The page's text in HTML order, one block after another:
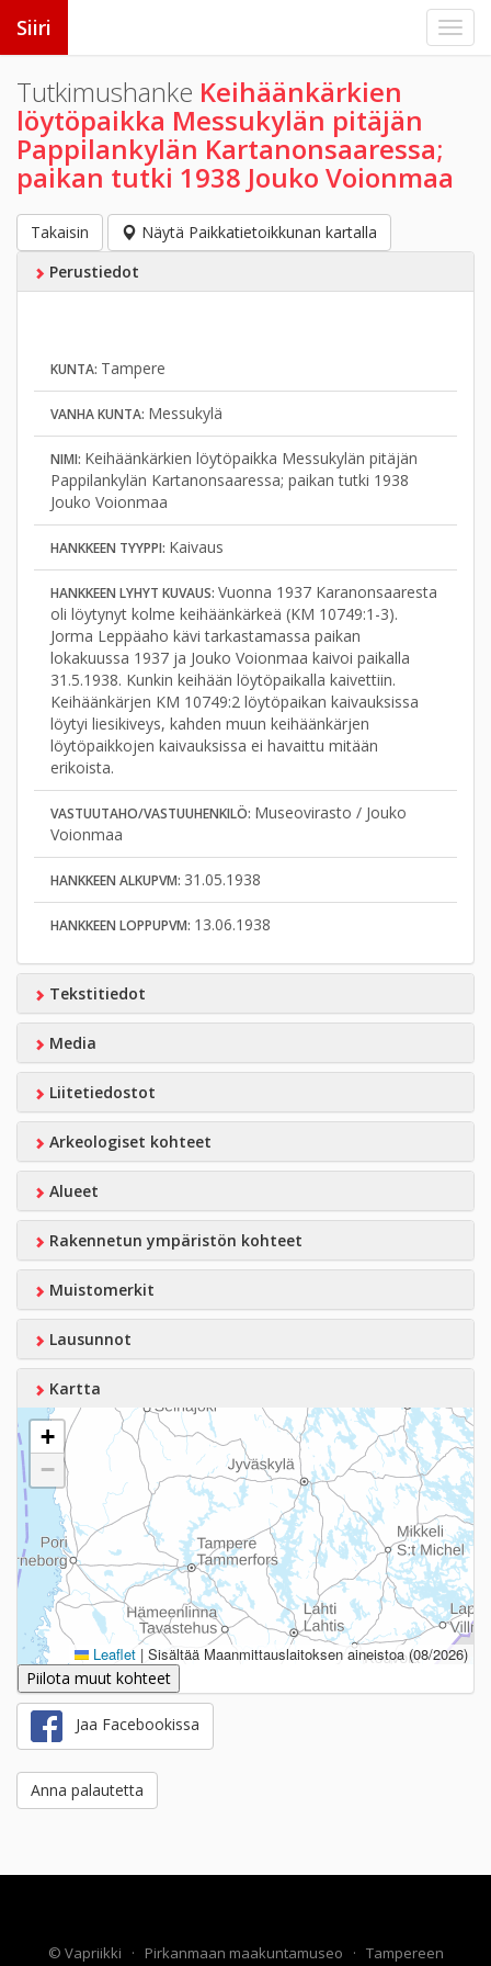
Siiri
Tutkimushanke Keihäänkärkien
löytöpaikka Messukylän pitäjän
Pappilankylän Kartanonsaaressa;
paikan tutki 1938 Jouko Voionmaa
Takaisin
Näytä Paikkatietoikkunan kartalla
Perustiedot
KUNTA: Tampere
VANHA KUNTA: Messukylä
NIMI: Keihäänkärkien löytöpaikka Messukylän pitäjän
Pappilankylän Kartanonsaaressa; paikan tutki 1938
Jouko Voionmaa
HANKKEEN TYYPPI: Kaivaus
HANKKEEN LYHYT KUVAUS: Vuonna 1937 Karanonsaaresta
oli löytynyt kolme keihäänkärkeä (KM 10749:1-3).
Jorma Leppäaho kävi tarkastamassa paikan
lokakuussa 1937 ja Jouko Voionmaa kaivoi paikalla
31.5.1938. Kunkin keihään löytöpaikalla kaivettiin.
Keihäänkärjen KM 10749:2 löytöpaikan kaivauksissa
löytyi liesikiveys, kahden muun keihäänkärjen
löytöpaikkojen kaivauksissa ei havaittu mitään
erikoista.
VASTUUTAHO/VASTUUHENKILÖ: Museovirasto / Jouko
Voionmaa
HANKKEEN ALKUPVM: 31.05.1938
HANKKEEN LOPPUPVM: 13.06.1938
Tekstitiedot
Media
Liitetiedostot
Arkeologiset kohteet
Alueet
Rakennetun ympäristön kohteet
Muistomerkit
Lausunnot
Kartta
+
−
Leaflet | Sisältää Maanmittauslaitoksen aineistoa (08/2026)
Piilota muut kohteet
Jaa Facebookissa
Anna palautetta
© Vapriikki · Pirkanmaan maakuntamuseo · Tampereen